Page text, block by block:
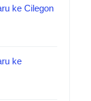
ke Cilegon
ke